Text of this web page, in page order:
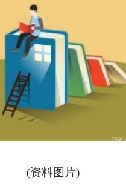
(资料图片)